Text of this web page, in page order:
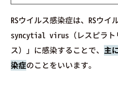
RSウイルス感染症は、RSウ
syncytial virus（レスピラト
ス）」に感染することで、主
染症のことをいいます。